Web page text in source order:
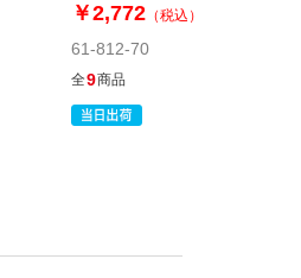
￥2,772 （税込）
61-812-70
全9商品